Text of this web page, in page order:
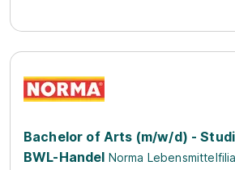
Bachelor of Arts (m/w/d) -
BWL-Handel Norma